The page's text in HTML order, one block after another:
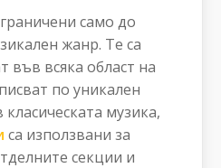
само до
жанр. Те са
във всяка област на
по уникален
музика,
са използвани за
секции и